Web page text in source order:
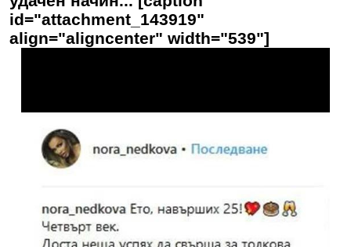
id="attachment_143919"
align="aligncenter" width="539"]